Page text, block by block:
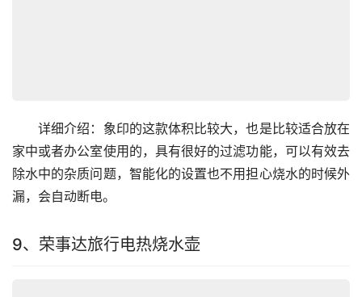
详细介绍：象印的这款体积比较大，也是比较适合放在
家中或者办公室使用的，具有很好的过滤功能，可以有效去
除水中的杂质问题，智能化的设置也不用担心烧水的时候外
漏，会自动断电。
9、荣事达旅行电热烧水壶